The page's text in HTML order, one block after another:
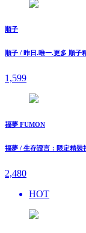
順子
順子 / 昨日.唯一.更多 順子
1,599
福夢 FUMON
福夢 / ⽣存證⾔：限定精
2,480
HOT